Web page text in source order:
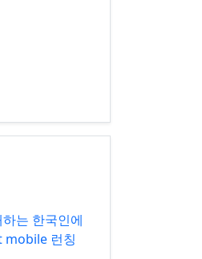
는 한국인에
mobile 런칭